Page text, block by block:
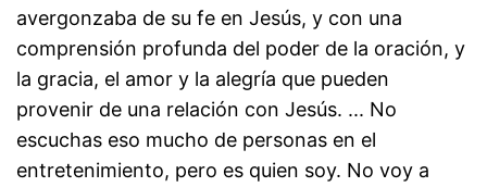
avergonzaba de su fe en Jesús, y con una
comprensión profunda del poder de la oración, y
la gracia, el amor y la alegría que pueden
provenir de una relación con Jesús. ... No
escuchas eso mucho de personas en el
entretenimiento, pero es quien soy. No voy a